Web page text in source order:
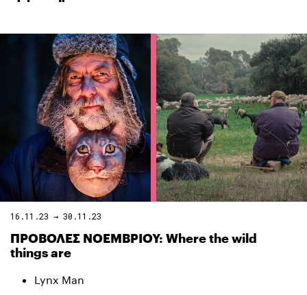
16.11.23 → 30.11.23
ΠΡΟΒΟΛΕΣ ΝΟΕΜΒΡΙΟΥ: Where the wild
things are
Lynx Man